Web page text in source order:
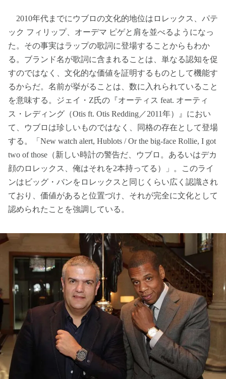
2010年代までにウブロの文化的地位はロレックス、パテ
ック フィリップ、オーデマ ピゲと肩を並べるようになっ
た。その事実はラップの歌詞に登場することからもわか
る。ブランド名が歌詞に含まれることは、単なる認知を促
すのではなく、文化的な価値を証明するものとして機能す
るからだ。名前が挙がることは、数に入れられていること
を意味する。ジェイ・Z氏の『オーティス feat. オーティ
ス・レディング（Otis ft. Otis Redding／2011年）』におい
て、ウブロは珍しいものではなく、同格の存在として登場
する。「New watch alert, Hublots / Or the big-face Rollie, I got
two of those（新しい時計の警告だ、ウブロ。あるいはデカ
顔のロレックス、俺はそれを2本持ってる）」。このライ
ンはビッグ・バンをロレックスと同じくらい広く認識され
ており、価値があると位置づけ、それが完全に文化として
認められたことを強調している。